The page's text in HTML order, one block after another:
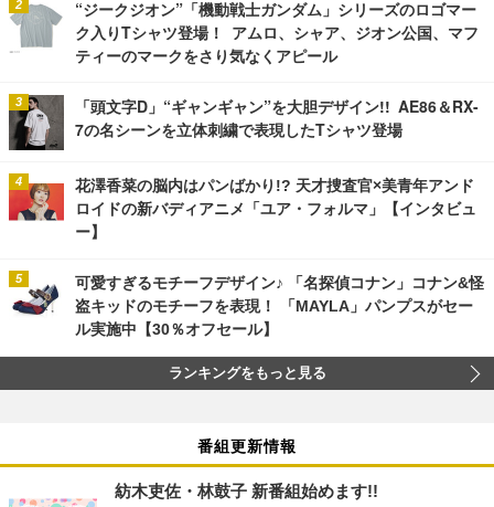
“ジークジオン”「機動戦士ガンダム」シリーズのロゴマー
ク入りTシャツ登場！ アムロ、シャア、ジオン公国、マフ
ティーのマークをさり気なくアピール
「頭文字D」“ギャンギャン”を大胆デザイン!! AE86＆RX-
7の名シーンを立体刺繍で表現したTシャツ登場
花澤香菜の脳内はパンばかり!? 天才捜査官×美青年アンド
ロイドの新バディアニメ「ユア・フォルマ」【インタビュ
ー】
可愛すぎるモチーフデザイン♪ 「名探偵コナン」コナン&怪
盗キッドのモチーフを表現！ 「MAYLA」パンプスがセー
ル実施中【30％オフセール】
ランキングをもっと見る
番組更新情報
紡木吏佐・林鼓子 新番組始めます!!